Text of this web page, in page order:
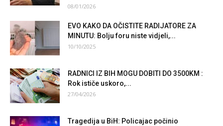
08/01/2026
EVO KAKO DA OČISTITE RADIJATORE ZA
MINUTU: Bolju foru niste vidjeli,...
10/10/2025
RADNICI IZ BIH MOGU DOBITI DO 3500KM :
Rok ističe uskoro,...
27/04/2026
Tragedija u BiH: Policajac počinio